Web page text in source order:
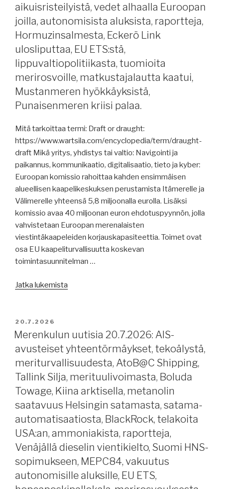
Neste-
rahtaus,
Tallink
Group,
Hormuzinsalmesta,
jm
Oden,
Panaman
kanava,
Satama,
Wärtsilä,
saunalauttahanke,
Kiinan
telakkateollisuudesta,
Gasum
pooling,
Norsepower,
raportteja,
innovaatioista,
21.
EU-
Bab
el-
Mandebista.”
aikuisristeilyistä, vedet alhaalla Euroopan
joilla, autonomisista aluksista, raportteja,
Hormuzinsalmesta, Eckerö Link
ulosliputtaa, EU ETS:stä,
lippuvaltiopolitiikasta, tuomioita
merirosvoille, matkustajalautta kaatui,
Mustanmeren hyökkäyksistä,
Punaisenmeren kriisi palaa.
Mitä tarkoittaa termi: Draft or draught:
https://www.wartsila.com/encyclopedia/term/draught-
draft Mikä yritys, yhdistys tai valtio: Navigointi ja
paikannus, kommunikaatio, digitalisaatio, tieto ja kyber:
Euroopan komissio rahoittaa kahden ensimmäisen
alueellisen kaapelikeskuksen perustamista Itämerelle ja
Välimerelle yhteensä 5,8 miljoonalla eurolla. Lisäksi
komissio avaa 40 miljoonan euron ehdotuspyynnön, jolla
vahvistetaan Euroopan merenalaisten
viestintäkaapeleiden korjauskapasiteettia. Toimet ovat
osa EU kaapeliturvallisuutta koskevan
toimintasuunnitelman …
Jatka lukemista
viestintäkaapelien
korjauksesta,
naiset
merenkulussa,
jäävahvistettuja
kemikaalialuksia,
risteilyaluksen
kääntöpäivästä,
aikuisristeilyistä,
alhaalla
Euroopan
joilla,
JULKAISTU
20.7.2026
Merenkulun uutisia 20.7.2026: AIS-
avusteiset yhteentörmäykset, tekoälystä,
meriturvallisuudesta, AtoB@C Shipping,
Tallink Silja, merituulivoimasta, Boluda
Towage, Kiina arktisella, metanolin
saatavuus Helsingin satamasta, satama-
automatisaatiosta, BlackRock, telakoita
USA:an, ammoniakista, raportteja,
Venäjällä dieselin vientikielto, Suomi HNS-
sopimukseen, MEPC84, vakuutus
autonomisille aluksille, EU ETS,